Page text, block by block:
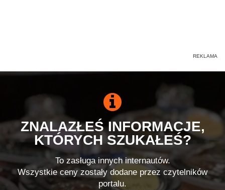
ZNALAZŁEŚ INFORMACJE,
KTÓRYCH SZUKAŁEŚ?
To zasługa innych internautów.
Wszystkie ceny zostały dodane przez czytelników
portalu.